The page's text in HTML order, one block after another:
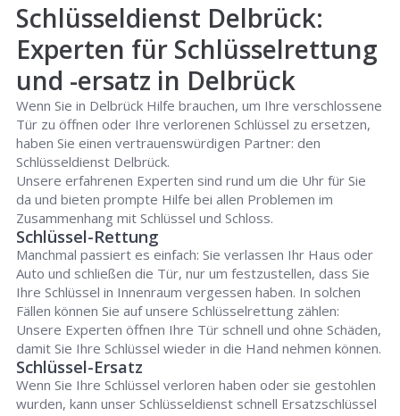
Schlüsseldienst Delbrück:
Experten für Schlüsselrettung
und -ersatz in Delbrück
Wenn Sie in Delbrück Hilfe brauchen, um Ihre verschlossene
Tür zu öffnen oder Ihre verlorenen Schlüssel zu ersetzen,
haben Sie einen vertrauenswürdigen Partner: den
Schlüsseldienst Delbrück.
Unsere erfahrenen Experten sind rund um die Uhr für Sie
da und bieten prompte Hilfe bei allen Problemen im
Zusammenhang mit Schlüssel und Schloss.
Schlüssel-Rettung
Manchmal passiert es einfach: Sie verlassen Ihr Haus oder
Auto und schließen die Tür, nur um festzustellen, dass Sie
Ihre Schlüssel in Innenraum vergessen haben. In solchen
Fällen können Sie auf unsere Schlüsselrettung zählen:
Unsere Experten öffnen Ihre Tür schnell und ohne Schäden,
damit Sie Ihre Schlüssel wieder in die Hand nehmen können.
Schlüssel-Ersatz
Wenn Sie Ihre Schlüssel verloren haben oder sie gestohlen
wurden, kann unser Schlüsseldienst schnell Ersatzschlüssel